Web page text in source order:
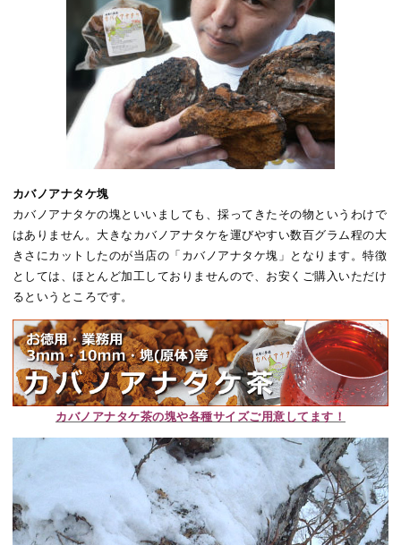
カバノアナタケ塊
カバノアナタケの塊といいましても、採ってきたその物というわけで
はありません。大きなカバノアナタケを運びやすい数百グラム程の大
きさにカットしたのが当店の「カバノアナタケ塊」となります。特徴
としては、ほとんど加工しておりませんので、お安くご購入いただけ
るというところです。
カバノアナタケ茶の塊や各種サイズご用意してます！